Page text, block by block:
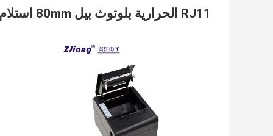
RJ11 الحرارية بلوتوث بيل 80mm استلام الطابعة USB Lan مع قاطع تلقائي